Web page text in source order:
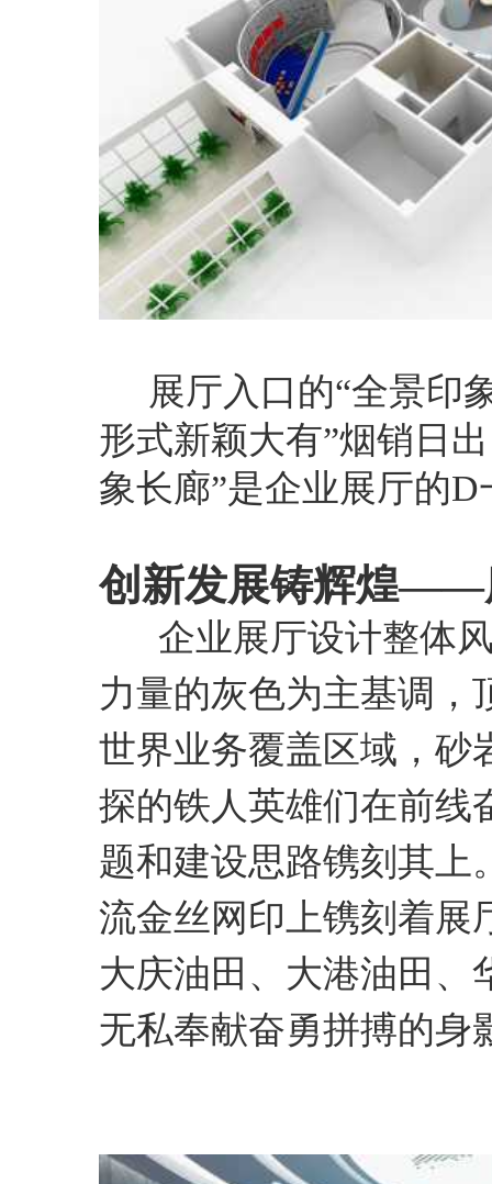
展厅入口的“全景印
形式新颖大有”烟销日
象长廊”是企业展厅的
创新发展铸辉煌——
企业展厅设计整体
力量的灰色为主基调，
世界业务覆盖区域，砂
探的铁人英雄们在前线
题和建设思路镌刻其上
流金丝网印上镌刻着展
大庆油田、大港油田、
无私奉献奋勇拼搏的身